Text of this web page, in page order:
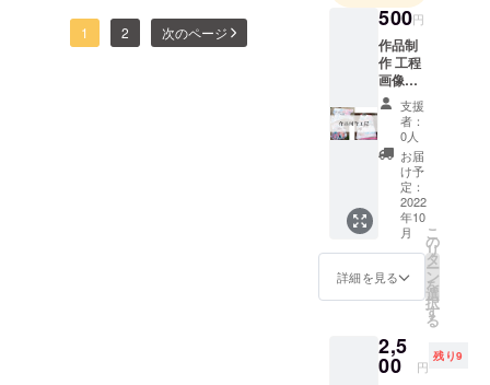
い致します。
すが、都合により追加せず
1 2 次のページ
台湾・東京
などで作品
を発表し、
「絵を見て
癒された」
「考え方が
変わった」
といった声
を多くいた
だいてきま
した。
感情や記憶
の奥にあ
揺らぎ”を、
色と形で
500円
作品制
作 工程
画像
データ
「写
真」 リ
ターン
作品や
新しい
作品を
制作し
ている
写真を
メール
にてお
送りさ
ただき
ます。
配布期
支援
者：
0人
お届
け予
定：
2022
年10
月
詳細を見る
こ
の
リ
タ
ー
ン
を
選
択
す
る
2,5
00 円
残り9